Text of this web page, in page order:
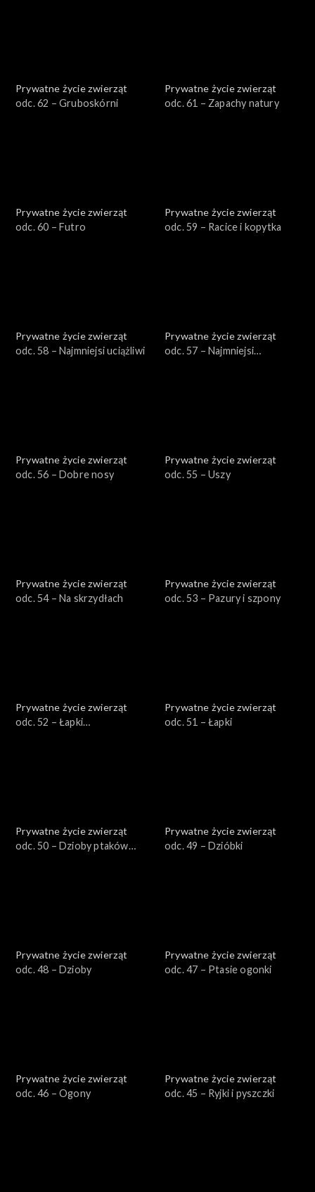
Prywatne życie zwierząt
odc. 62 – Gruboskórni
Prywatne życie zwierząt
odc. 61 – Zapachy natury
Prywatne życie zwierząt
odc. 60 – Futro
Prywatne życie zwierząt
odc. 59 – Racice i kopytka
Prywatne życie zwierząt
odc. 58 – Najmniejsi uciążliwi
Prywatne życie zwierząt
odc. 57 – Najmniejsi
Prywatne życie zwierząt
odc. 56 – Dobre nosy
Prywatne życie zwierząt
odc. 55 – Uszy
Prywatne życie zwierząt
odc. 54 – Na skrzydłach
Prywatne życie zwierząt
odc. 53 – Pazury i szpony
Prywatne życie zwierząt
odc. 52 – Łapki
Prywatne życie zwierząt
odc. 51 – Łapki
Prywatne życie zwierząt
odc. 50 – Dzioby ptaków
Prywatne życie zwierząt
odc. 49 – Dzióbki
Prywatne życie zwierząt
odc. 48 – Dzioby
Prywatne życie zwierząt
odc. 47 – Ptasie ogonki
Prywatne życie zwierząt
odc. 46 – Ogony
Prywatne życie zwierząt
odc. 45 – Ryjki i pyszczki